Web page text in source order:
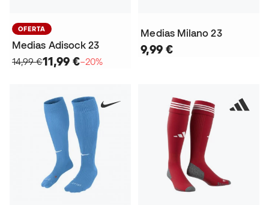
OFERTA
Medias Adisock 23
14,99 €11,99 €−20%
Medias Milano 23
9,99 €